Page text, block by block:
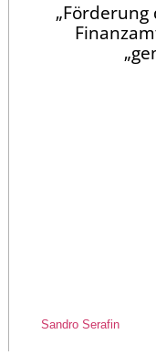
„Förderung
Sandro Serafin